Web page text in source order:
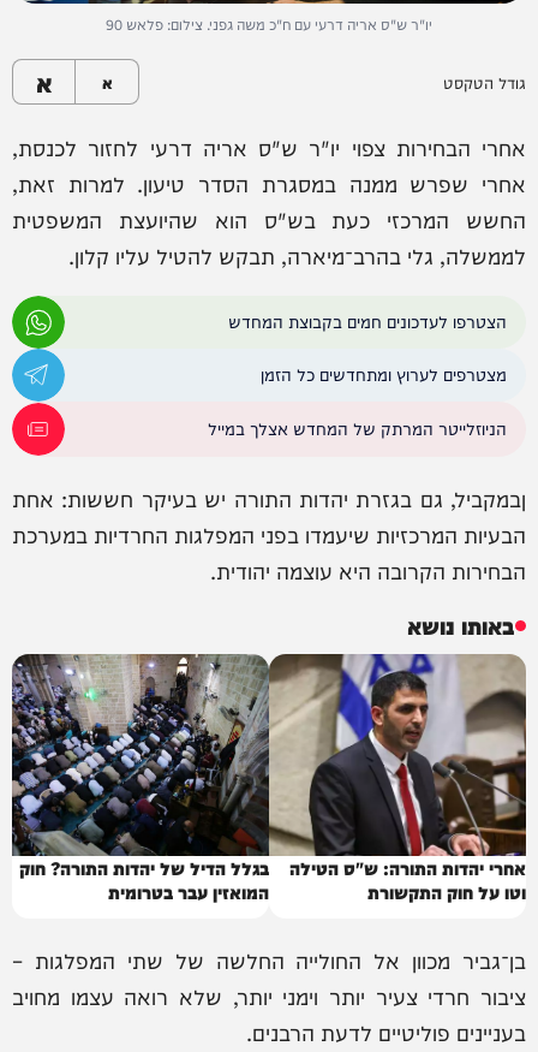
יו"ר ש"ס אריה דרעי עם ח"כ משה גפני. צילום: פלאש 90
גודל הטקסט א א
אחרי הבחירות צפוי יו"ר ש"ס אריה דרעי לחזור לכנסת,
אחרי שפרש ממנה במסגרת הסדר טיעון. למרות זאת,
החשש המרכזי כעת בש"ס הוא שהיועצת המשפטית
לממשלה, גלי בהרב־מיארה, תבקש להטיל עליו קלון.
הצטרפו לעדכונים חמים בקבוצת המחדש
מצטרפים לערוץ ומתחדשים כל הזמן
הניוזלייטר המרתק של המחדש אצלך במייל
ןבמקביל, גם בגזרת יהדות התורה יש בעיקר חששות: אחת
הבעיות המרכזיות שיעמדו בפני המפלגות החרדיות במערכת
הבחירות הקרובה היא עוצמה יהודית.
באותו נושא
אחרי יהדות התורה: ש"ס הטילה
וטו על חוק התקשורת
בגלל הדיל של יהדות התורה? חוק
המואזין עבר בטרומית
בן־גביר מכוון אל החולייה החלשה של שתי המפלגות –
ציבור חרדי צעיר יותר וימני יותר, שלא רואה עצמו מחויב
בעניינים פוליטיים לדעת הרבנים.